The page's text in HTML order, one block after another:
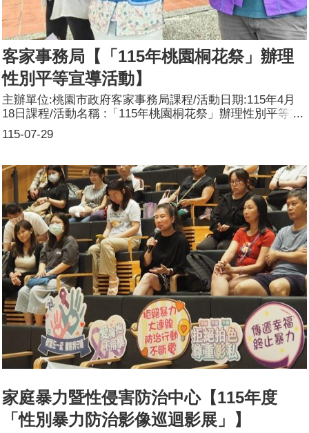
暨南國際大學社會政策與社會工作學系教授
客家事務局【「115年桃園桐花祭」辦理
性別平等宣導活動】
115-07-29
主辦單位:桃園市政府客家事務局課程/活動日期:115年4月
18日課程/活動名稱 :「115年桃園桐花祭」辦理性別平等宣
導活動課程/活動對象:一般民眾辦理形式:於桐花祭開幕第一
天設置性平攤位，播放性平影片及擺放性平媒材，藉由與民
CEDAW 理念。課程/活動簡介(大綱):主題：數位性別暴力
運用媒材-防治數位性別暴力相關網站-防治數位性別暴力
EDM-防治數位性別暴力影片請民眾觀賞完影片，並由本局
人員講解完成後，進行小問答，答對後提供本局宣導品（手
機吊繩）。參加人數:共23人，分別為男性：6人；女性：17
人，其他：__人。
家庭暴力暨性侵害防治中心【115年度
「性別暴力防治影像巡迴影展」】